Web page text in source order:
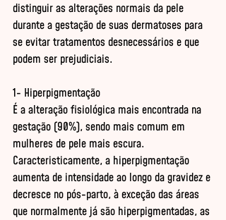
distinguir as alterações normais da pele
durante a gestação de suas dermatoses para
se evitar tratamentos desnecessários e que
podem ser prejudiciais.
1- Hiperpigmentação
É a alteração fisiológica mais encontrada na
gestação (90%), sendo mais comum em
mulheres de pele mais escura.
Caracteristicamente, a hiperpigmentação
aumenta de intensidade ao longo da gravidez e
decresce no pós-parto, à exceção das áreas
que normalmente já são hiperpigmentadas, as